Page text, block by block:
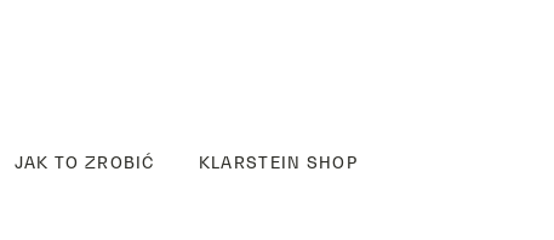
JAK TO ZROBIĆ KLARSTEIN SHOP